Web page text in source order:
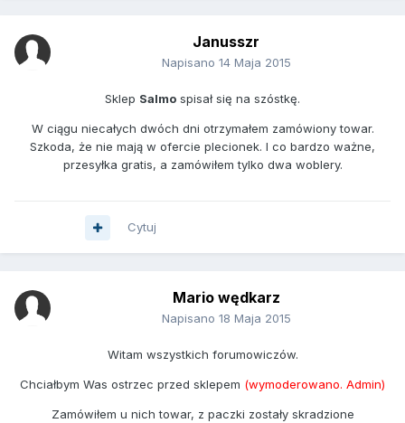
Janusszr
Napisano 14 Maja 2015
Sklep Salmo spisał się na szóstkę.
W ciągu niecałych dwóch dni otrzymałem zamówiony towar.
Szkoda, że nie mają w ofercie plecionek. I co bardzo ważne,
przesyłka gratis, a zamówiłem tylko dwa woblery.
Cytuj
Mario wędkarz
Napisano 18 Maja 2015
Witam wszystkich forumowiczów.
Chciałbym Was ostrzec przed sklepem (wymoderowano. Admin)
Zamówiłem u nich towar, z paczki zostały skradzione